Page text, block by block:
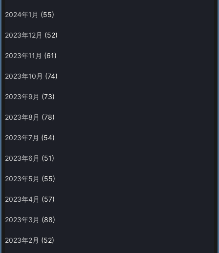
2024年1月 (55)
2023年12月 (52)
2023年11月 (61)
2023年10月 (74)
2023年9月 (73)
2023年8月 (78)
2023年7月 (54)
2023年6月 (51)
2023年5月 (55)
2023年4月 (57)
2023年3月 (88)
2023年2月 (52)